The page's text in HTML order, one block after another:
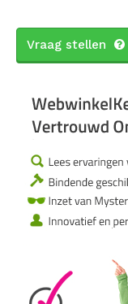
Vraag stellen